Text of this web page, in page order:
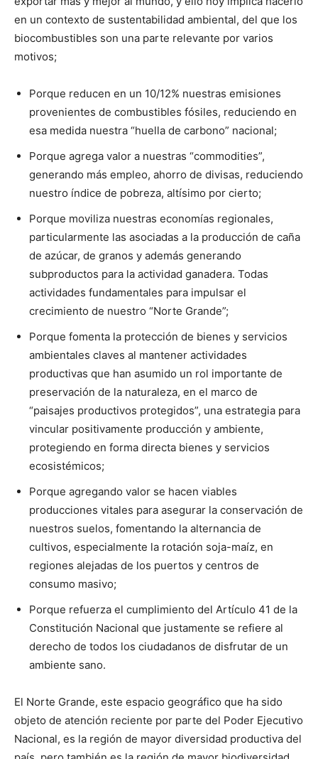
en un contexto de sustentabilidad ambiental, del que los
biocombustibles son una parte relevante por varios
motivos;
Porque reducen en un 10/12% nuestras emisiones
provenientes de combustibles fósiles, reduciendo en
esa medida nuestra “huella de carbono” nacional;
Porque agrega valor a nuestras “commodities”,
generando más empleo, ahorro de divisas, reduciendo
nuestro índice de pobreza, altísimo por cierto;
Porque moviliza nuestras economías regionales,
particularmente las asociadas a la producción de caña
de azúcar, de granos y además generando
subproductos para la actividad ganadera. Todas
actividades fundamentales para impulsar el
crecimiento de nuestro “Norte Grande”;
Porque fomenta la protección de bienes y servicios
ambientales claves al mantener actividades
productivas que han asumido un rol importante de
preservación de la naturaleza, en el marco de
“paisajes productivos protegidos”, una estrategia para
vincular positivamente producción y ambiente,
protegiendo en forma directa bienes y servicios
ecosistémicos;
Porque agregando valor se hacen viables
producciones vitales para asegurar la conservación de
nuestros suelos, fomentando la alternancia de
cultivos, especialmente la rotación soja-maíz, en
regiones alejadas de los puertos y centros de
consumo masivo;
Porque refuerza el cumplimiento del Artículo 41 de la
Constitución Nacional que justamente se refiere al
derecho de todos los ciudadanos de disfrutar de un
ambiente sano.
El Norte Grande, este espacio geográfico que ha sido
objeto de atención reciente por parte del Poder Ejecutivo
Nacional, es la región de mayor diversidad productiva del